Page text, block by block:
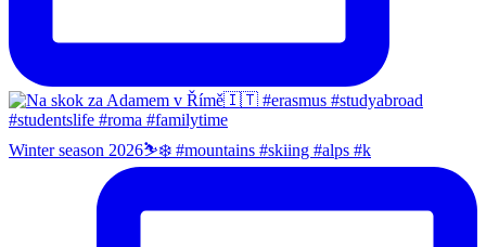
Winter season 2026⛷️❄️ #mountains #skiing #alps #k